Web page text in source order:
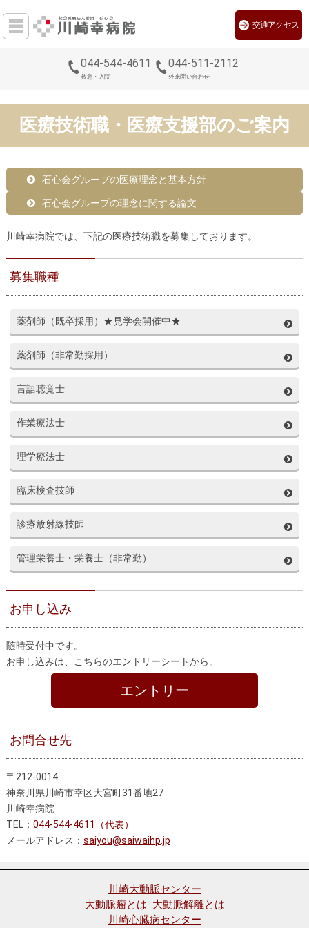
044-544-4611
救急・入院
044-511-2112
外来問い合わせ
交通アクセス
医療技術職・医療支援部のご案内
石心会グループの医療理念と基本方針
石心会グループの理念に関する論文
川崎幸病院では、下記の医療技術職を募集しております。
募集職種
薬剤師（既卒採用）★見学会開催中★
薬剤師（非常勤採用）
言語聴覚士
作業療法士
理学療法士
臨床検査技師
診療放射線技師
管理栄養士・栄養士（非常勤）
お申し込み
随時受付中です。
お申し込みは、こちらのエントリーシートから。
エントリー
お問合せ先
〒212-0014
神奈川県川崎市幸区大宮町31番地27
川崎幸病院
TEL： 044-544-4611（代表）
メールアドレス： saiyou@saiwaihp.jp
川崎大動脈センター
大動脈瘤とは 大動脈解離とは
川崎心臓病センター